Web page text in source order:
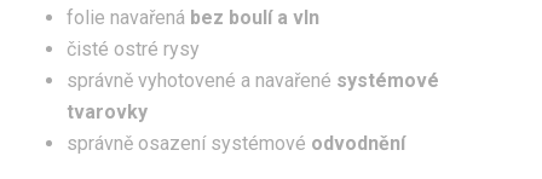
folie navařená bez boulí a vln
čisté ostré rysy
správně vyhotovené a navařené systémové
tvarovky
správně osazení systémové odvodnění